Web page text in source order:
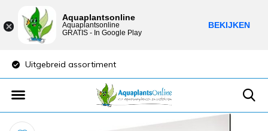
Uitgebreid assortiment
Aquaplantsonline
Aquaplantsonline
GRATIS - In Google Play
BEKIJKEN